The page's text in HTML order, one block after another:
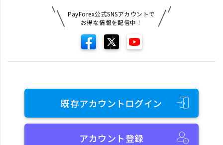
PayForex公式SNSアカウントで
お得な情報を配信中！
既存アカウントログイン
アカウント登録